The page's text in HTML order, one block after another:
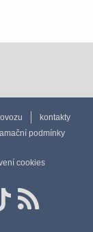
kontakty
podmínky
cookies